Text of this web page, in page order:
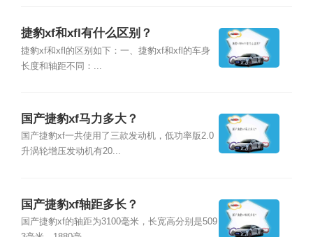
捷豹xf和xfl有什么区别？
捷豹xf和xfl的区别如下：一、捷豹xf和xfl的车身
长度和轴距不同：...
国产捷豹xf马力多大？
国产捷豹xf一共使用了三款发动机，低功率版2.0
升涡轮增压发动机有20...
国产捷豹xf轴距多长？
国产捷豹xf的轴距为3100毫米，长宽高分别是509